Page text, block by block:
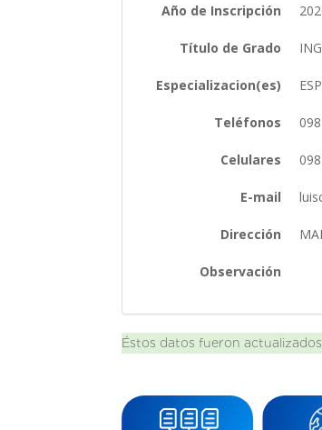
Año de Inscripción
Título de Grado
Especializacion(es)
Teléfonos
Celulares
E-mail
Dirección
Observación
Éstos datos fueron